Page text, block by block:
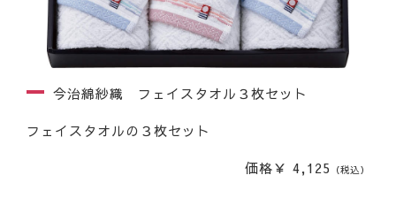
今治綿紗織 フェイスタオル３枚セット
フェイスタオルの３枚セット
価格￥ 4,125 （税込）